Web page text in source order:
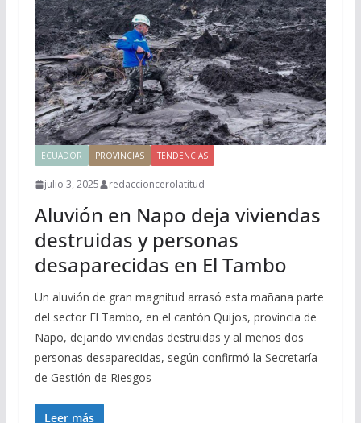
ECUADOR PROVINCIAS TENDENCIAS
julio 3, 2025 redaccioncerolatitud
Aluvión en Napo deja viviendas
destruidas y personas
desaparecidas en El Tambo
Un aluvión de gran magnitud arrasó esta mañana parte
del sector El Tambo, en el cantón Quijos, provincia de
Napo, dejando viviendas destruidas y al menos dos
personas desaparecidas, según confirmó la Secretaría
de Gestión de Riesgos
Leer más